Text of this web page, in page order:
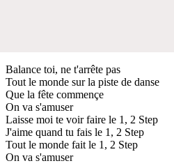
Balance toi, ne t'arrête pas
Tout le monde sur la piste de danse
Que la fête commençe
On va s'amuser
Laisse moi te voir faire le 1, 2 Step
J'aime quand tu fais le 1, 2 Step
Tout le monde fait le 1, 2 Step
On va s'amuser